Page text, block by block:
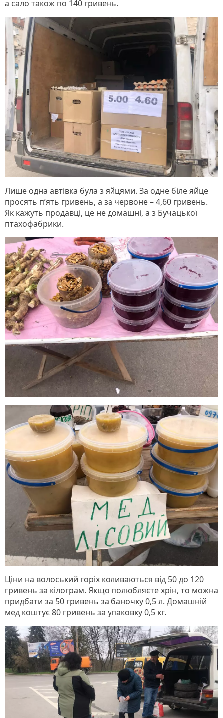
а сало також по 140 гривень.
Лише одна автівка була з яйцями. За одне біле яйце
просять п’ять гривень, а за червоне – 4,60 гривень.
Як кажуть продавці, це не домашні, а з Бучацької
птахофабрики.
Ціни на волоський горіх коливаються від 50 до 120
гривень за кілограм. Якщо полюбляєте хрін, то можна
придбати за 50 гривень за баночку 0,5 л. Домашній
мед коштує 80 гривень за упаковку 0,5 кг.